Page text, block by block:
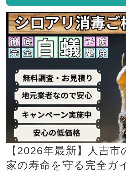
【2026年最新】人吉市
家の寿命を守る完全ガ